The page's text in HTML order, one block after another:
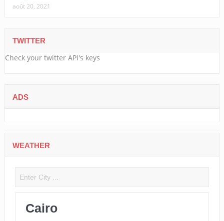
août 20, 2021
TWITTER
Check your twitter API's keys
ADS
WEATHER
Cairo